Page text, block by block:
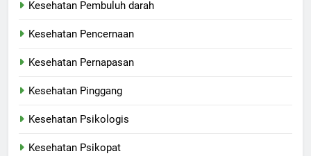
Kesehatan Pembuluh darah
Kesehatan Pencernaan
Kesehatan Pernapasan
Kesehatan Pinggang
Kesehatan Psikologis
Kesehatan Psikopat